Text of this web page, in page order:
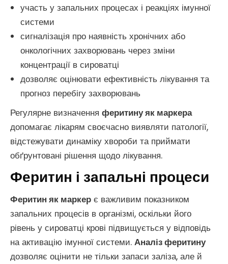
участь у запальних процесах і реакціях імунної
системи
сигналізація про наявність хронічних або
онкологічних захворювань через зміни
концентрації в сироватці
дозволяє оцінювати ефективність лікування та
прогноз перебігу захворювань
Регулярне визначення феритину як маркера
допомагає лікарям своєчасно виявляти патології,
відстежувати динаміку хвороби та приймати
обґрунтовані рішення щодо лікування.
Феритин і запальні процеси
Феритин як маркер є важливим показником
запальних процесів в організмі, оскільки його
рівень у сироватці крові підвищується у відповідь
на активацію імунної системи. Аналіз феритину
дозволяє оцінити не тільки запаси заліза, але й